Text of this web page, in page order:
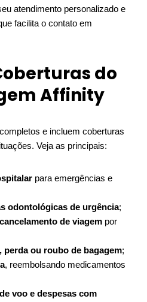
atendimento personalizado e
facilita o contato em
do
Affinity
e incluem coberturas
Veja as principais:
para emergências e
odontológicas de urgência;
de viagem por
ou roubo de bagagem;
, reembolsando medicamentos
voo e despesas com